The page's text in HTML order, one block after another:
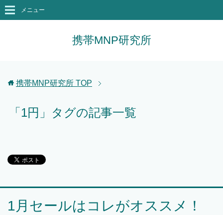
携帯MNP研究所
メニュー
携帯MNP研究所 TOP
「1円」タグの記事一覧
1月セールはコレがオススメ！